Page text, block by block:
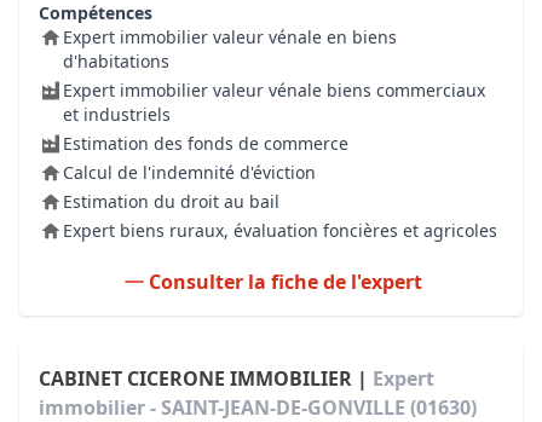
Compétences
Expert immobilier valeur vénale en biens
d'habitations
Expert immobilier valeur vénale biens commerciaux
et industriels
Estimation des fonds de commerce
Calcul de l'indemnité d'éviction
Estimation du droit au bail
Expert biens ruraux, évaluation foncières et agricoles
Consulter la fiche de l'expert
CABINET CICERONE IMMOBILIER | Expert
immobilier - SAINT-JEAN-DE-GONVILLE (01630)